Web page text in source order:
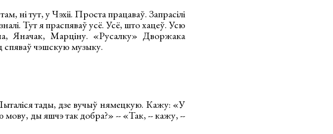
ні тут, у Чэхіі. Проста працаваў. Запрасілі
Тут я праспяваў усё. Усё, што хацеў. Усю
Яначак, Марціну. «Русалку» Дворжака
спяваў чэшскую музыку.
тады, дзе вучыў нямецкую. Кажу: «У
ды яшчэ так добра?» -- «Так, -- кажу, --